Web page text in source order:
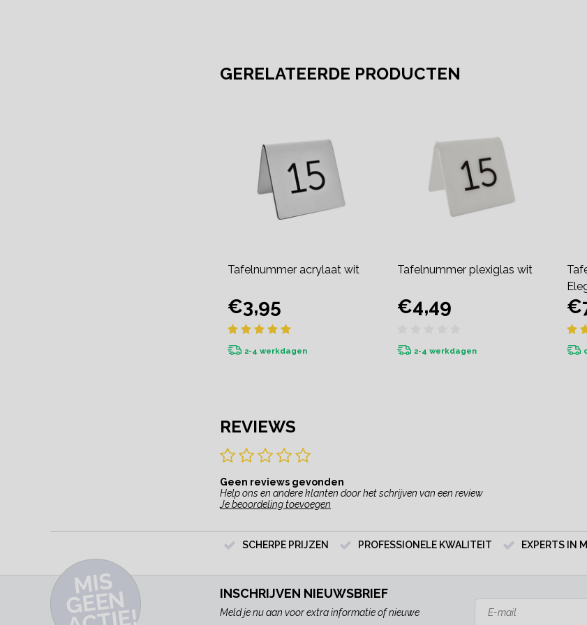
GERELATEERDE PRODUCTEN
Tafelnummer acrylaat wit
€3,95
2-4 werkdagen
Tafelnummer plexiglas wit
€4,49
2-4 werkdagen
REVIEWS
Geen reviews gevonden
Help ons en andere klanten door het schrijven van een review
Je beoordeling toevoegen
SCHERPE PRIJZEN PROFESSIONELE KWALITEIT EXPERTS IN
MI
S
G
E
E
N
A
C
TI INSCHRIJVEN NIEUWSBRIEF
Meld je nu aan voor extra informatie of nieuwe